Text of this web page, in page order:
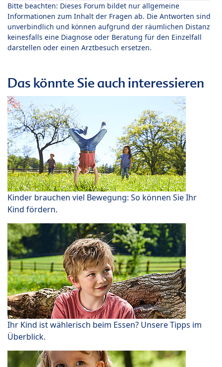
Bitte beachten: Dieses Forum bildet nur allgemeine
Informationen zum Inhalt der Fragen ab. Die Antworten sind
unverbindlich und können aufgrund der räumlichen Distanz
keinesfalls eine Diagnose oder Beratung für den Einzelfall
darstellen oder einen Arztbesuch ersetzen.
Das könnte Sie auch interessieren
Kinder brauchen viel Bewegung: So können Sie Ihr
Kind fördern.
Ihr Kind ist wählerisch beim Essen? Unsere Tipps im
Überblick.